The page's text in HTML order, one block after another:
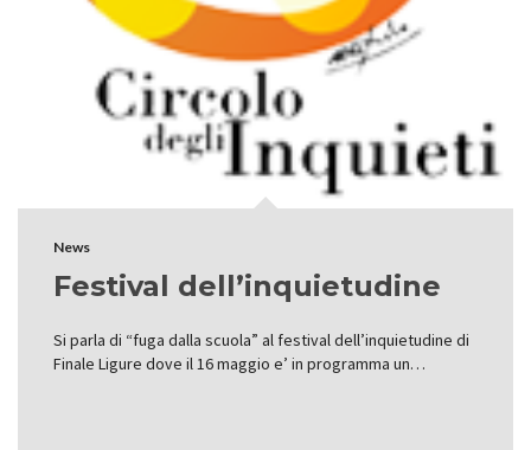
News
Festival dell’inquietudine
Si parla di “fuga dalla scuola” al festival dell’inquietudine di
Finale Ligure dove il 16 maggio e’ in programma un…